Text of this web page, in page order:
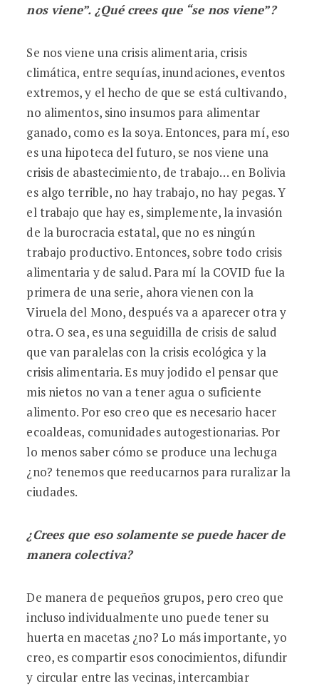
nos viene”. ¿Qué crees que “se nos viene”?
Se nos viene una crisis alimentaria, crisis
climática, entre sequías, inundaciones, eventos
extremos, y el hecho de que se está cultivando,
no alimentos, sino insumos para alimentar
ganado, como es la soya. Entonces, para mí, eso
es una hipoteca del futuro, se nos viene una
crisis de abastecimiento, de trabajo… en Bolivia
es algo terrible, no hay trabajo, no hay pegas. Y
el trabajo que hay es, simplemente, la invasión
de la burocracia estatal, que no es ningún
trabajo productivo. Entonces, sobre todo crisis
alimentaria y de salud. Para mí la COVID fue la
primera de una serie, ahora vienen con la
Viruela del Mono, después va a aparecer otra y
otra. O sea, es una seguidilla de crisis de salud
que van paralelas con la crisis ecológica y la
crisis alimentaria. Es muy jodido el pensar que
mis nietos no van a tener agua o suficiente
alimento. Por eso creo que es necesario hacer
ecoaldeas, comunidades autogestionarias. Por
lo menos saber cómo se produce una lechuga
¿no? tenemos que reeducarnos para ruralizar la
ciudades.
¿Crees que eso solamente se puede hacer de
manera colectiva?
De manera de pequeños grupos, pero creo que
incluso individualmente uno puede tener su
huerta en macetas ¿no? Lo más importante, yo
creo, es compartir esos conocimientos, difundir
y circular entre las vecinas, intercambiar